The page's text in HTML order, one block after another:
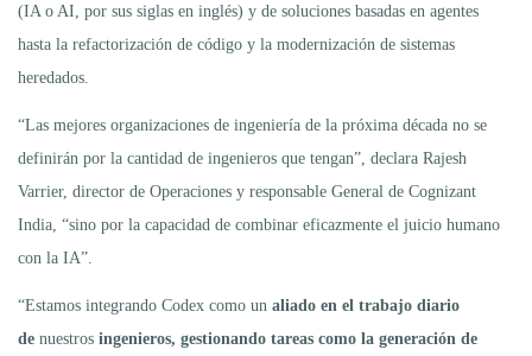
(IA o AI, por sus siglas en inglés) y de soluciones basadas en agentes
hasta la refactorización de código y la modernización de sistemas
heredados.
“Las mejores organizaciones de ingeniería de la próxima década no se
definirán por la cantidad de ingenieros que tengan”, declara Rajesh
Varrier, director de Operaciones y responsable General de Cognizant
India, “sino por la capacidad de combinar eficazmente el juicio humano
con la IA”.
“Estamos integrando Codex como un aliado en el trabajo diario
de nuestros ingenieros, gestionando tareas como la generación de